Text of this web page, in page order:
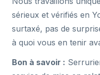
sérieux et vérifiés en
surtaxé, pas de
à quoi vous en tenir
Bon à savoir :